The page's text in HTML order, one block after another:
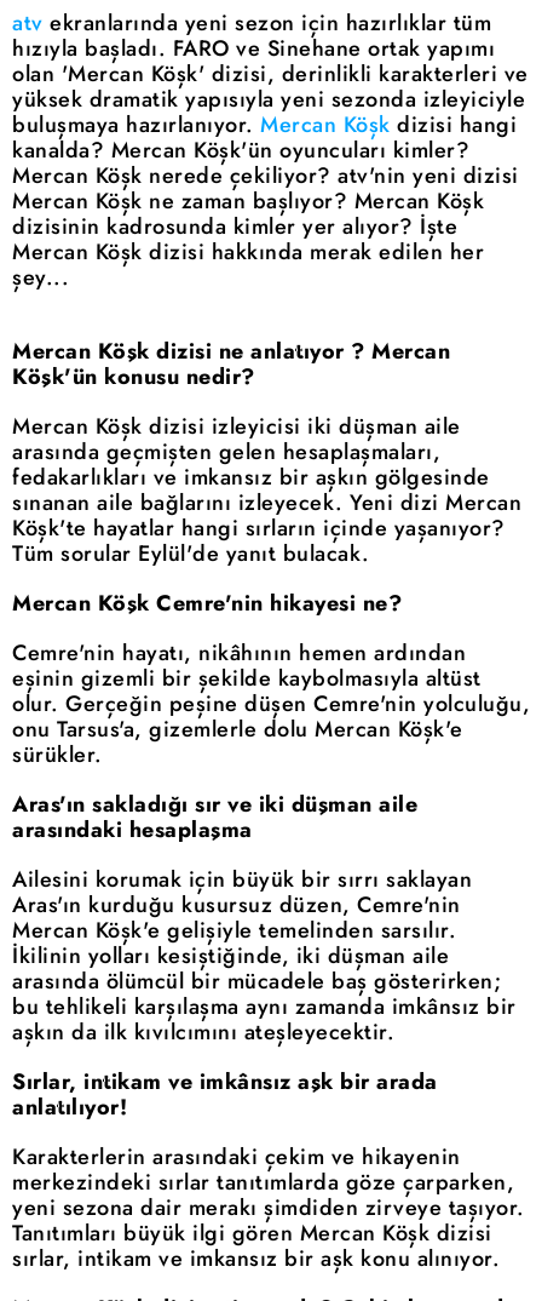
atv ekranlarında yeni sezon için hazırlıklar tüm
hızıyla başladı. FARO ve Sinehane ortak yapımı
olan 'Mercan Köşk' dizisi, derinlikli karakterleri ve
yüksek dramatik yapısıyla yeni sezonda izleyiciyle
buluşmaya hazırlanıyor. Mercan Köşk dizisi hangi
kanalda? Mercan Köşk'ün oyuncuları kimler?
Mercan Köşk nerede çekiliyor? atv'nin yeni dizisi
Mercan Köşk ne zaman başlıyor? Mercan Köşk
dizisinin kadrosunda kimler yer alıyor? İşte
Mercan Köşk dizisi hakkında merak edilen her
şey...
Mercan Köşk dizisi ne anlatıyor ? Mercan
Köşk'ün konusu nedir?
Mercan Köşk dizisi izleyicisi iki düşman aile
arasında geçmişten gelen hesaplaşmaları,
fedakarlıkları ve imkansız bir aşkın gölgesinde
sınanan aile bağlarını izleyecek. Yeni dizi Mercan
Köşk'te hayatlar hangi sırların içinde yaşanıyor?
Tüm sorular Eylül'de yanıt bulacak.
Mercan Köşk Cemre'nin hikayesi ne?
Cemre'nin hayatı, nikâhının hemen ardından
eşinin gizemli bir şekilde kaybolmasıyla altüst
olur. Gerçeğin peşine düşen Cemre'nin yolculuğu,
onu Tarsus'a, gizemlerle dolu Mercan Köşk'e
sürükler.
Aras'ın sakladığı sır ve iki düşman aile
arasındaki hesaplaşma
Ailesini korumak için büyük bir sırrı saklayan
Aras'ın kurduğu kusursuz düzen, Cemre'nin
Mercan Köşk'e gelişiyle temelinden sarsılır.
İkilinin yolları kesiştiğinde, iki düşman aile
arasında ölümcül bir mücadele baş gösterirken;
bu tehlikeli karşılaşma aynı zamanda imkânsız bir
aşkın da ilk kıvılcımını ateşleyecektir.
Sırlar, intikam ve imkânsız aşk bir arada
anlatılıyor!
Karakterlerin arasındaki çekim ve hikayenin
merkezindeki sırlar tanıtımlarda göze çarparken,
yeni sezona dair merakı şimdiden zirveye taşıyor.
Tanıtımları büyük ilgi gören Mercan Köşk dizisi
sırlar, intikam ve imkansız bir aşk konu alınıyor.